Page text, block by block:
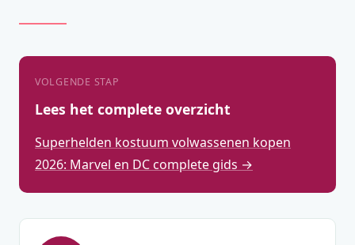
VOLGENDE STAP
Lees het complete overzicht
Superhelden kostuum volwassenen kopen
2026: Marvel en DC complete gids →